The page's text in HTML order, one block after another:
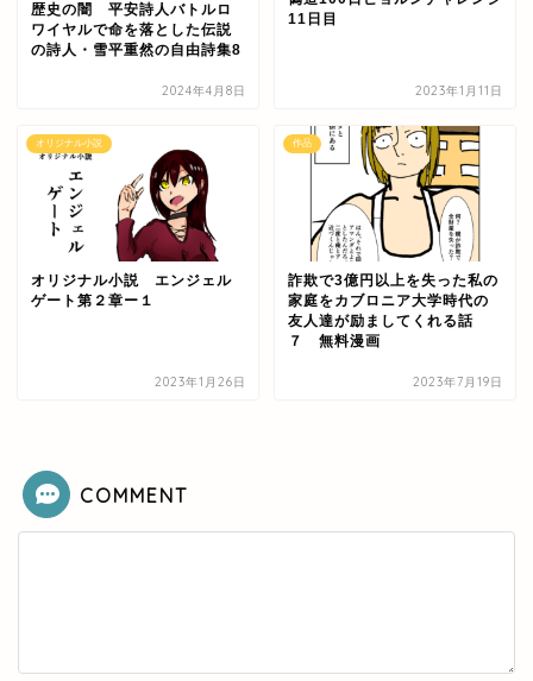
歴史の闇 平安詩人バトルロ
ワイヤルで命を落とした伝説
の詩人・雪平重然の自由詩集8
2024年4月8日
11日目
2023年1月11日
オリジナル小説
オリジナル小説 エンジェル
ゲート第２章ー１
2023年1月26日
作品
詐欺で3億円以上を失った私の
家庭をカブロニア大学時代の
友人達が励ましてくれる話
７ 無料漫画
2023年7月19日
COMMENT